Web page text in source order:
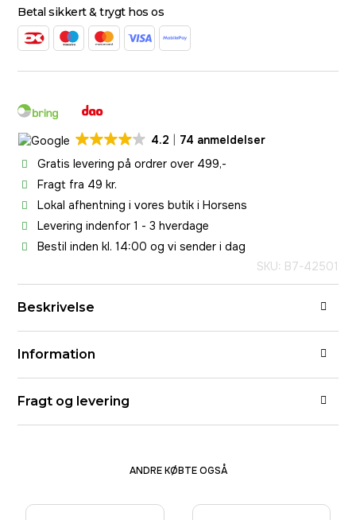
Betal sikkert & trygt hos os
4.2
74 anmeldelser
Gratis levering på ordrer over 499,-
Fragt fra 49 kr.
Lokal afhentning i vores butik i Horsens
Levering indenfor 1 - 3 hverdage
Bestil inden kl. 14:00 og vi sender i dag
SKU: B7-42501
Beskrivelse
Information
Fragt og levering
ANDRE KØBTE OGSÅ